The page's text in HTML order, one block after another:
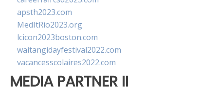
apsth2023.com
MedItRio2023.org
lcicon2023boston.com
waitangidayfestival2022.com
vacancesscolaires2022.com
MEDIA PARTNER II